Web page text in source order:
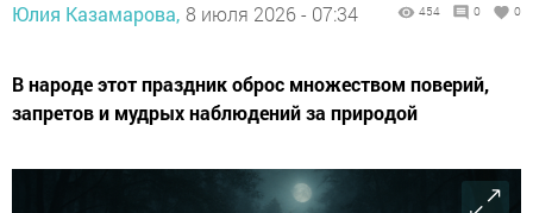
Юлия Казамарова, 8 июля 2026 - 07:34 454 0 0
В народе этот праздник оброс множеством поверий,
запретов и мудрых наблюдений за природой